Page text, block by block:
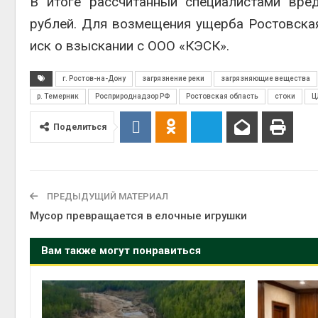
рублей. Для возмещения ущерба
иск о взыскании с ООО «КЭСК».
г. Ростов-на-Дону загрязнение реки загрязняющие вещества
р. Темерник Росприроднадзор РФ Ростовская область стоки
Поделиться
ПРЕДЫДУЩИЙ МАТЕРИАЛ
Мусор превращается в елочные игрушки
Вам также могут понравиться
на